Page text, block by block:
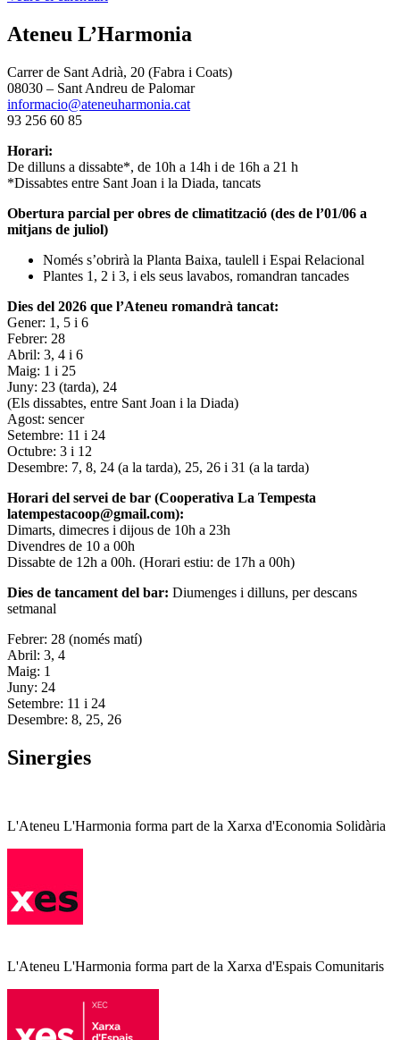
Ateneu L’Harmonia
Carrer de Sant Adrià, 20 (Fabra i Coats)
08030 – Sant Andreu de Palomar
informacio@ateneuharmonia.cat
93 256 60 85
Horari:
De dilluns a dissabte*, de 10h a 14h i de 16h a 21 h
*Dissabtes entre Sant Joan i la Diada, tancats
Obertura parcial per obres de climatització (des de l’01/06 a
mitjans de juliol)
Només s’obrirà la Planta Baixa, taulell i Espai Relacional
Plantes 1, 2 i 3, i els seus lavabos, romandran tancades
Dies del 2026 que l’Ateneu romandrà tancat:
Gener: 1, 5 i 6
Febrer: 28
Abril: 3, 4 i 6
Maig: 1 i 25
Juny: 23 (tarda), 24
(Els dissabtes, entre Sant Joan i la Diada)
Agost: sencer
Setembre: 11 i 24
Octubre: 3 i 12
Desembre: 7, 8, 24 (a la tarda), 25, 26 i 31 (a la tarda)
Horari del servei de bar (Cooperativa La Tempesta
latempestacoop@gmail.com):
Dimarts, dimecres i dijous de 10h a 23h
Divendres de 10 a 00h
Dissabte de 12h a 00h. (Horari estiu: de 17h a 00h)
Dies de tancament del bar: Diumenges i dilluns, per descans
setmanal
Febrer: 28 (només matí)
Abril: 3, 4
Maig: 1
Juny: 24
Setembre: 11 i 24
Desembre: 8, 25, 26
Sinergies
L'Ateneu L'Harmonia forma part de la Xarxa d'Economia Solidària
L'Ateneu L'Harmonia forma part de la Xarxa d'Espais Comunitaris